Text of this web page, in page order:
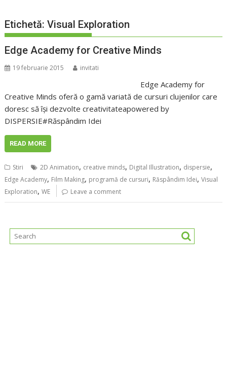
Etichetă:Visual Exploration
Edge Academy for Creative Minds
19 februarie 2015 invitati
Edge Academy for
Creative Minds oferă o gamă variată de cursuri clujenilor care
doresc să îşi dezvolte creativitateapowered by
DISPERSIE#Răspândim Idei
READ MORE
Stiri 2D Animation, creative minds, Digital Illustration, dispersie,
Edge Academy, Film Making, programă de cursuri, Răspândim Idei,Visual
Exploration,WE Leave a comment